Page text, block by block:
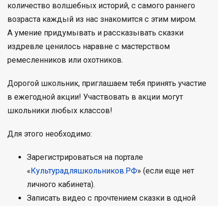
количество волшебных историй, с самого раннего
возраста каждый из нас знакомится с этим миром.
А умение придумывать и рассказывать сказки
издревле ценилось наравне с мастерством
ремесленников или охотников.
Дорогой школьник, приглашаем тебя принять участие
в ежегодной акции! Участвовать в акции могут
школьники любых классов!
Для этого необходимо:
Зарегистрироваться на портале
«Культурадляшкольников.РФ» (если еще нет
личного кабинета).
Записать видео с прочтением сказки в одной